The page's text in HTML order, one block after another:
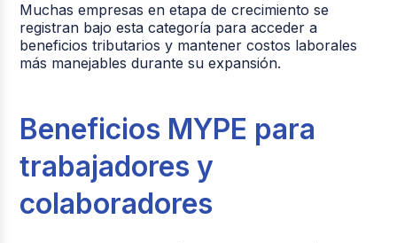
Muchas empresas en etapa de crecimiento se
registran bajo esta categoría para acceder a
beneficios tributarios y mantener costos laborales
más manejables durante su expansión.
Beneficios MYPE para
trabajadores y
colaboradores